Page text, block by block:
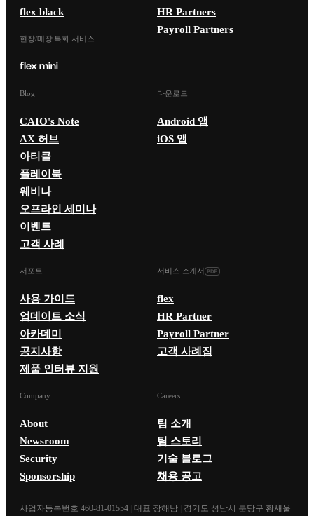
flex black
현장/매장 특화 서비스
HR Partners
Payroll Partners
Blog
CAIO's Note
AX 허브
아티클
플레이북
웨비나
오프라인 세미나
이벤트
고객 사례
다운로드
Android 앱
iOS 앱
서포트
사용 가이드
업데이트 소식
아카데미
공지사항
제품 인터뷰 지원
서비스 소개서
flex
HR Partner
Payroll Partner
고객 사례집
Company
About
Newsroom
Security
Sponsorship
Careers
팀 소개
팀 스토리
기술 블로그
채용 공고
사업자등록번호 460-81-01554 대표 장해남 경기도 성남시 분당구 황새울